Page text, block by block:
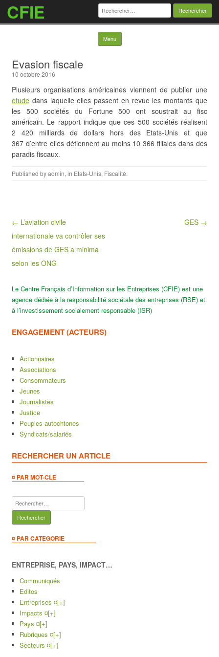
CFIE Rechercher :
Menu Skip to content
Evasion fiscale
10 octobre 2016
Plusieurs organisations américaines viennent de publier une
étude dans laquelle elles passent en revue les montants que
les 500 sociétés du Fortune 500 ont soustrait au fisc
américain. Le rapport indique que ces 500 sociétés réalisent
2 420 milliards de dollars hors des Etats-Unis et que
367 d’entre elles détiennent au moins 10 366 filiales dans des
paradis fiscaux.
Published byadmin, in Etats-Unis, Fiscalité.
Post navigation
← L’aviation civile
internationale va contrôler ses
émissions de GES a minima
selon les ONG
GES →
Le Centre Français d’Information sur les Entreprises (CFIE) est une
agence dédiée à la responsabilité sociétale des entreprises (RSE) et
à l’investissement socialement responsable (ISR)
ENGAGEMENT (ACTEURS)
Actionnaires
Associations
Consommateurs
Jeunes
Journalistes
Justice
Peuples autochtones
Syndicats/salariés
RECHERCHER UN ARTICLE
¤ PAR MOT-CLE
Rechercher :
¤ PAR CATEGORIE
ENTREPRISE, PAYS, IMPACT…
Communiqués
Editos
Entreprises ¤[+]
Impacts ¤[+]
Pays ¤[+]
Rubriques ¤[+]
Secteurs ¤[+]